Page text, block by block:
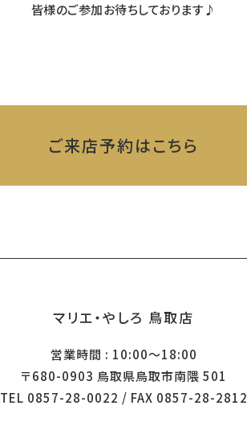
皆様のご参加お待ちしております♪
ご来店予約はこちら
マリエ・やしろ 鳥取店
営業時間 : 10:00～18:00
〒680-0903 鳥取県鳥取市南隈 501
TEL 0857-28-0022 / FAX 0857-28-2812